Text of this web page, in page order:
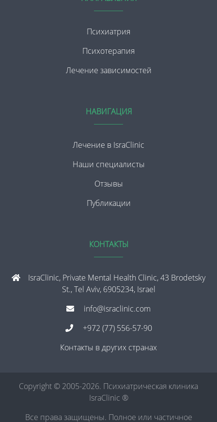
Психиатрия
Психотерапия
Лечение зависимостей
НАВИГАЦИЯ
Лечение в IsraClinic
Наши специалисты
Отзывы
Публикации
КОНТАКТЫ
IsraClinic, Private Mental Health Clinic, 43 Brodetsky
St., Tel Aviv, 6905234, Israel
info@israclinic.com
+972 (77) 556-57-90
Контакты в других странах
Copyright © 2005-2026. Психиатрическая клиника
IsraClinic ®
Все права защищены. Полное или частичное